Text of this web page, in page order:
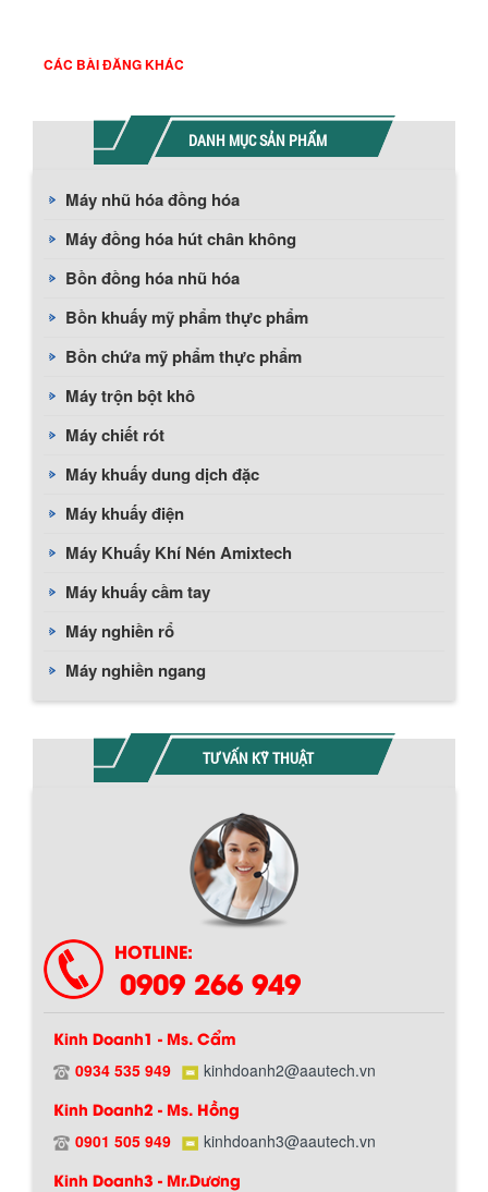
CÁC BÀI ĐĂNG KHÁC
DANH MỤC SẢN PHẨM
Máy nhũ hóa đồng hóa
Máy đồng hóa hút chân không
Bồn đồng hóa nhũ hóa
Bồn khuấy mỹ phẩm thực phẩm
Bồn chứa mỹ phẩm thực phẩm
Máy trộn bột khô
Máy chiết rót
Máy khuấy dung dịch đặc
Máy khuấy điện
Máy Khuấy Khí Nén Amixtech
Máy khuấy cầm tay
Máy nghiền rổ
Máy nghiền ngang
TƯ VẤN KỸ THUẬT
HOTLINE:
0909 266 949
Kinh Doanh1 - Ms. Cẩm
0934 535 949 kinhdoanh2@aautech.vn
Kinh Doanh2 - Ms. Hồng
0901 505 949 kinhdoanh3@aautech.vn
Kinh Doanh3 - Mr.Dương
Hướng dẫn thanh toán mua hàng